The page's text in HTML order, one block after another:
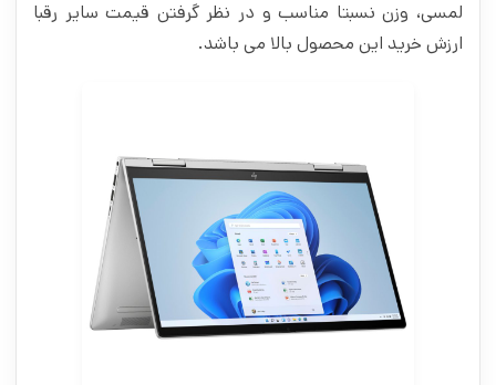
لمسی، وزن نسبتا مناسب و در نظر گرفتن قیمت سایر رقبا
ارزش خرید این محصول بالا می باشد.